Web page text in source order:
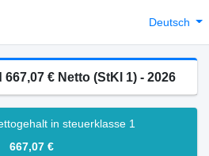
Deutsch
€ Netto (StKl 1) - 2026
in steuerklasse 1
667,07 €